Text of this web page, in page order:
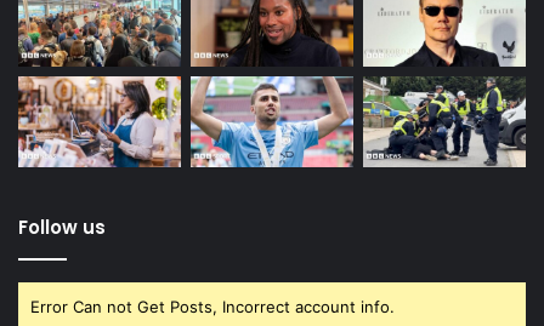
Follow us
Error Can not Get Posts, Incorrect account info.